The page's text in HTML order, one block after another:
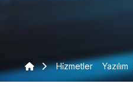
Hi̇zmetler Yazılım